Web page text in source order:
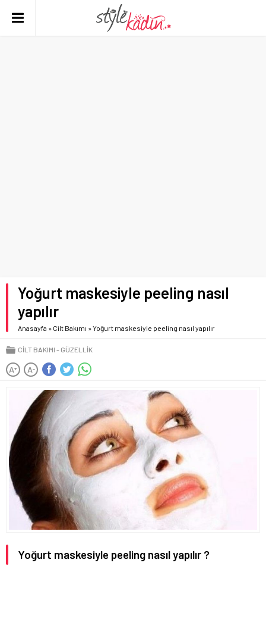
Yoğurt maskesiyle peeling nasıl
yapılır
Anasayfa » Cilt Bakımı »Yoğurt maskesiyle peeling nasıl yapılır
CILT BAKIMI GÜZELLIK
A+ A-
Yoğurt maskesiyle peeling nasıl yapılır ?